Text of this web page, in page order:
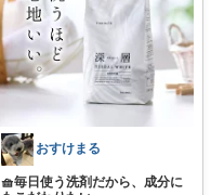
おすけまる
🧺毎日使う洗剤だから、成分に